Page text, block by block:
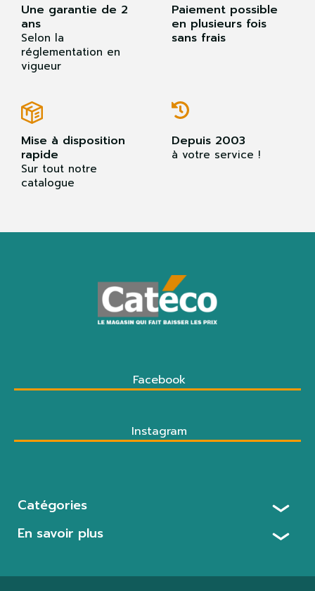
Une garantie de 2
ans
Selon la
réglementation en
vigueur
Paiement possible
en plusieurs fois
sans frais
Mise à disposition
rapide
Sur tout notre
catalogue
Depuis 2003
à votre service !
Facebook
Instagram
Catégories
En savoir plus